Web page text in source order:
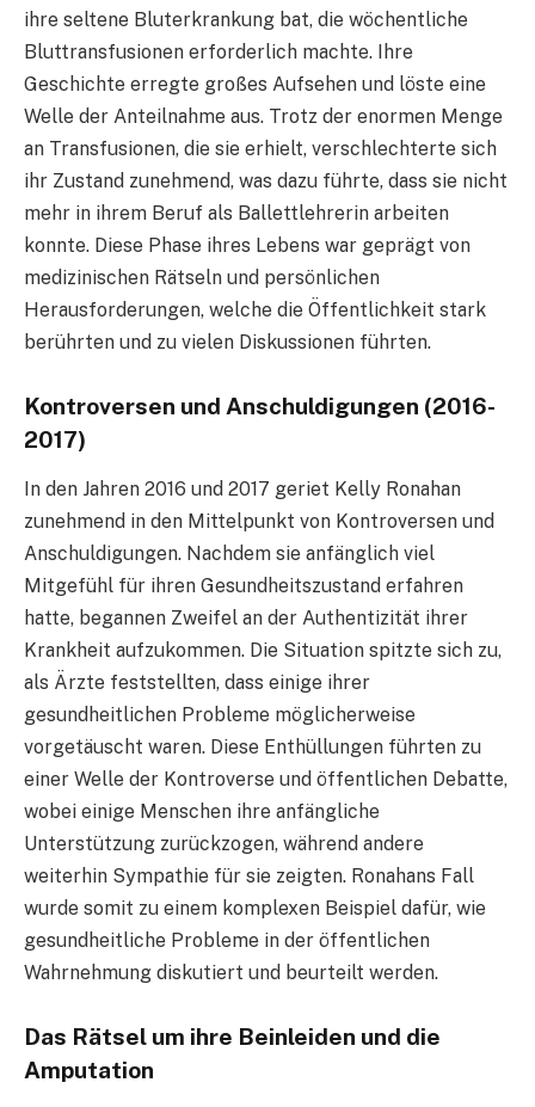
ihre seltene Bluterkrankung bat, die wöchentliche
Bluttransfusionen erforderlich machte. Ihre
Geschichte erregte großes Aufsehen und löste eine
Welle der Anteilnahme aus. Trotz der enormen Menge
an Transfusionen, die sie erhielt, verschlechterte sich
ihr Zustand zunehmend, was dazu führte, dass sie nicht
mehr in ihrem Beruf als Ballettlehrerin arbeiten
konnte. Diese Phase ihres Lebens war geprägt von
medizinischen Rätseln und persönlichen
Herausforderungen, welche die Öffentlichkeit stark
berührten und zu vielen Diskussionen führten.
Kontroversen und Anschuldigungen (2016-
2017)
In den Jahren 2016 und 2017 geriet Kelly Ronahan
zunehmend in den Mittelpunkt von Kontroversen und
Anschuldigungen. Nachdem sie anfänglich viel
Mitgefühl für ihren Gesundheitszustand erfahren
hatte, begannen Zweifel an der Authentizität ihrer
Krankheit aufzukommen. Die Situation spitzte sich zu,
als Ärzte feststellten, dass einige ihrer
gesundheitlichen Probleme möglicherweise
vorgetäuscht waren. Diese Enthüllungen führten zu
einer Welle der Kontroverse und öffentlichen Debatte,
wobei einige Menschen ihre anfängliche
Unterstützung zurückzogen, während andere
weiterhin Sympathie für sie zeigten. Ronahans Fall
wurde somit zu einem komplexen Beispiel dafür, wie
gesundheitliche Probleme in der öffentlichen
Wahrnehmung diskutiert und beurteilt werden.
Das Rätsel um ihre Beinleiden und die
Amputation